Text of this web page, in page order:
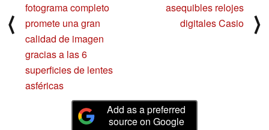
⟨
fotograma completo
promete una gran
calidad de imagen
gracias a las 6
superficies de lentes
asféricas
asequibles relojes
digitales Casio
⟩
Add as a preferred
source on Google